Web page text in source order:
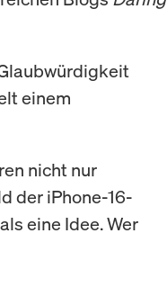
einem
nicht nur
der iPhone-16-
eine Idee. Wer